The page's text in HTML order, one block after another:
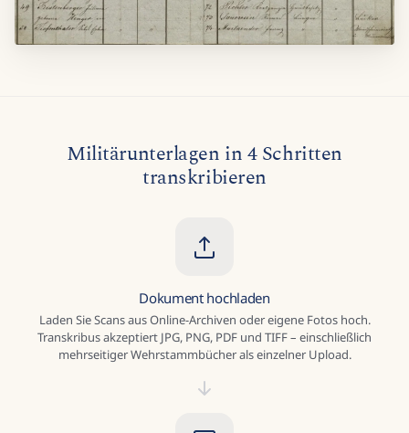
Militärunterlagen in 4 Schritten
transkribieren
Dokument hochladen
Laden Sie Scans aus Online-Archiven oder eigene Fotos hoch.
Transkribus akzeptiert JPG, PNG, PDF und TIFF – einschließlich
mehrseitiger Wehrstammbücher als einzelner Upload.